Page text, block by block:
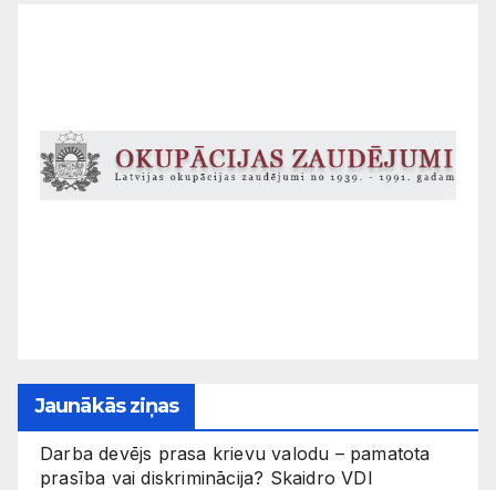
Jaunākās ziņas
Darba devējs prasa krievu valodu – pamatota
prasība vai diskriminācija? Skaidro VDI